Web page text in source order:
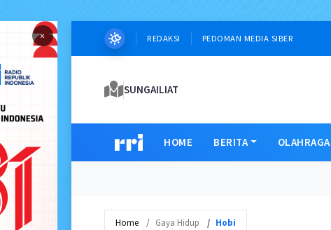
× REDAKSI PEDOMAN MEDIA SIBER
SUNGAILIAT
HOME BERITA OLAHRAGA
Home Gaya Hidup Hobi